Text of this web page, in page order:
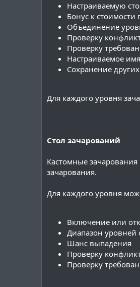
Настраиваемую
Бонус к стоимости
Объединение
Проверку
Проверку
Настраиваемое
Сохранение
Для каждого уровня
Стол зачарований
Кастомные
зачарования.
Для каждого уровня
Включение или
Диапазон уровней
Шанс выпадения
Проверку
Проверку